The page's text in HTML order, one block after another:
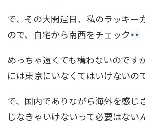
で、その大開運日、私のラッキー
ので、自宅から南西をチェック
めっちゃ遠くても構わないのです
には東京にいなくてはいけないの
で、国内でありながら海外を感じ
じなきゃいけないって必要はない